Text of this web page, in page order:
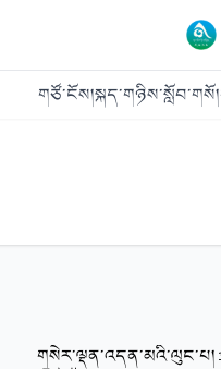
གཙོ་ངོས།སྐད་གཉིས་སློབ་གསོ།
གསེར་ལྡན་འདན་མའི་ལུང་པ།